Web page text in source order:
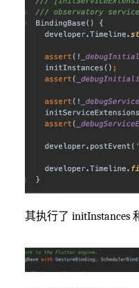
其执行了 initInstances